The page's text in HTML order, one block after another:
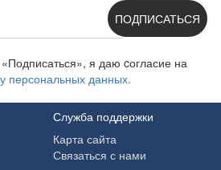
ПОДПИСАТЬСЯ
я даю cогласие на
персональных данных.
Служба поддержки
Карта сайта
Связаться с нами